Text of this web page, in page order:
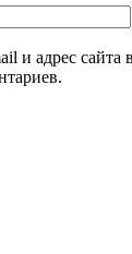
и адрес сайта